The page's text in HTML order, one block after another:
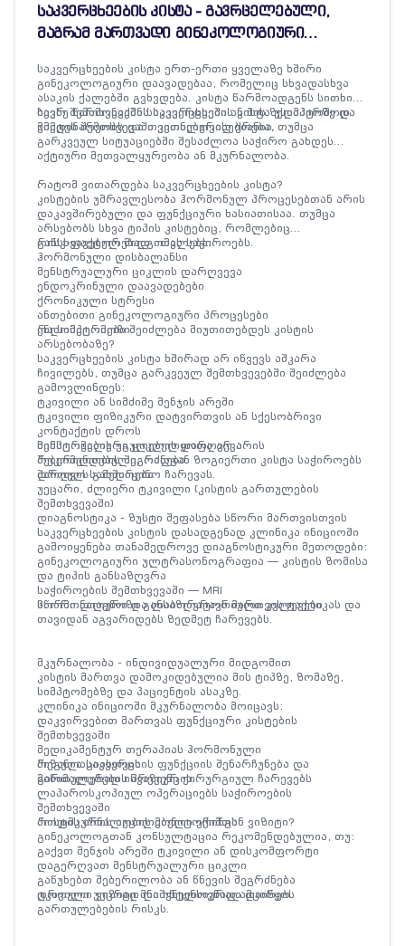
საკვერცხეების კისტა - გავრცელებული,
მაგრამ მართვადი გინეკოლოგიური
საკვერცხეების კისტა ერთ-ერთი ყველაზე ხშირი
გინეკოლოგიური დაავადებაა, რომელიც სხვადასხვა
ასაკის ქალებში გვხვდება. კისტა წარმოადგენს სითხით
სავსე წარმონაქმნს საკვერცხეში ან მის ზედაპირზე და
უმეტეს შემთხვევაში კეთილთვისებიანია.
ბევრ შემთხვევაში საკვერცხეების კისტა უსიმპტომოდ
მიმდინარეობს და თვითნებურად ქრება, თუმცა
გარკვეულ სიტუაციებში შესაძლოა საჭირო გახდეს
აქტიური მეთვალყურეობა ან მკურნალობა.
რატომ ვითარდება საკვერცხეების კისტა?
კისტების უმრავლესობა ჰორმონულ პროცესებთან არის
დაკავშირებული და ფუნქციური ხასიათისაა. თუმცა
არსებობს სხვა ტიპის კისტებიც, რომლებიც
განსხვავებულ მიდგომას საჭიროებს.
რისკ-ფაქტორებად ითვლება:
ჰორმონული დისბალანსი
მენსტრუალური ციკლის დარღვევა
ენდოკრინული დაავადებები
ქრონიკული სტრესი
ანთებითი გინეკოლოგიური პროცესები
ენდომეტრიოზი
რა სიმპტომები შეიძლება მიუთითებდეს კისტის
არსებობაზე?
საკვერცხეების კისტა ხშირად არ იწვევს აშკარა
ჩივილებს, თუმცა გარკვეულ შემთხვევებში შეიძლება
გამოვლინდეს:
ტკივილი ან სიმძიმე მენჯის არეში
ტკივილი ფიზიკური დატვირთვის ან სქესობრივი
კონტაქტის დროს
მენსტრუალური ციკლის დარღვევა
შებერილობის შეგრძნება
შარდვის გახშირება
უეცარი, ძლიერი ტკივილი (კისტის გართულების
შემთხვევაში)
სიმპტომების უგულებელყოფა არ არის
რეკომენდებული, რადგან ზოგიერთი კისტა საჭიროებს
დროულ სამედიცინო ჩარევას.
დიაგნოსტიკა - ზუსტი შეფასება სწორი მართვისთვის
საკვერცხეების კისტის დასადგენად კლინიკა ინიციოში
გამოიყენება თანამედროვე დიაგნოსტიკური მეთოდები:
გინეკოლოგიური ულტრასონოგრაფია — კისტის ზომისა
და ტიპის განსაზღვრა
საჭიროების შემთხვევაში — MRI
ჰორმონალური და ლაბორატორიული კვლევები
სწორი დიაგნოზი განსაზღვრავს მართვის ტაქტიკას და
თავიდან აგვარიდებს ზედმეტ ჩარევებს.
მკურნალობა - ინდივიდუალური მიდგომით
კისტის მართვა დამოკიდებულია მის ტიპზე, ზომაზე,
სიმპტომებზე და პაციენტის ასაკზე.
კლინიკა ინიციოში მკურნალობა მოიცავს:
დაკვირვებით მართვას ფუნქციური კისტების
შემთხვევაში
მედიკამენტურ თერაპიას ჰორმონული
რეგულაციისთვის
მინიმალურად ინვაზიურ ქირურგიულ ჩარევებს
ლაპაროსკოპიულ ოპერაციებს საჭიროების
შემთხვევაში
პოსტმკურნალობის მონიტორინგს
მიზანია საკვერცხის ფუნქციის შენარჩუნება და
გართულებების პრევენცია.
როდის არის აუცილებელი ექიმთან ვიზიტი?
გინეკოლოგთან კონსულტაცია რეკომენდებულია, თუ:
გაქვთ მენჯის არეში ტკივილი ან დისკომფორტი
დაგერღვათ მენსტრუალური ციკლი
გაწუხებთ შებერილობა ან წნევის შეგრძნება
ტკივილი უეცრად და ინტენსიურად დაიწყო
დროული ვიზიტი მნიშვნელოვნად ამცირებს
გართულებების რისკს.